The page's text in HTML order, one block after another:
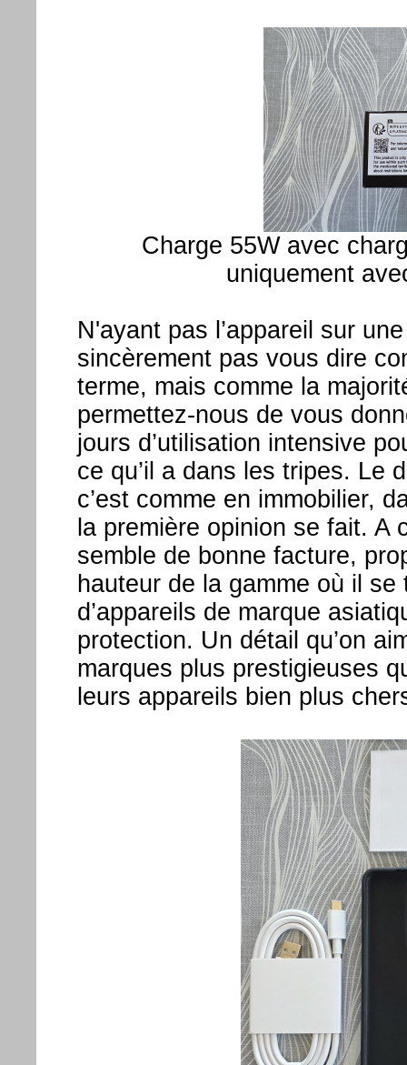
Charge 55W avec
uniquement
N'ayant pas l’appareil sur
sincèrement pas vous dire
terme, mais comme la
permettez-nous de vous
jours d’utilisation intensive
ce qu’il a dans les tripes. Le
c’est comme en immobilier,
la première opinion se fait. A
semble de bonne facture,
hauteur de la gamme où il
d’appareils de marque
protection. Un détail qu’on
marques plus prestigieuses
leurs appareils bien plus